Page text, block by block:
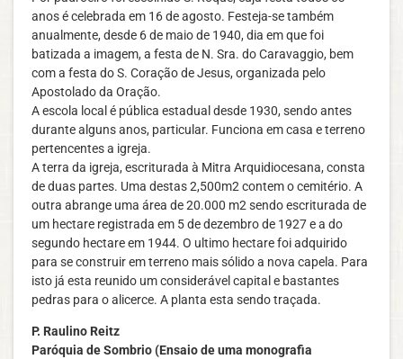
anos é celebrada em 16 de agosto. Festeja-se também
anualmente, desde 6 de maio de 1940, dia em que foi
batizada a imagem, a festa de N. Sra. do Caravaggio, bem
com a festa do S. Coração de Jesus, organizada pelo
Apostolado da Oração.
A escola local é pública estadual desde 1930, sendo antes
durante alguns anos, particular. Funciona em casa e terreno
pertencentes a igreja.
A terra da igreja, escriturada à Mitra Arquidiocesana, consta
de duas partes. Uma destas 2,500m2 contem o cemitério. A
outra abrange uma área de 20.000 m2 sendo escriturada de
um hectare registrada em 5 de dezembro de 1927 e a do
segundo hectare em 1944. O ultimo hectare foi adquirido
para se construir em terreno mais sólido a nova capela. Para
isto já esta reunido um considerável capital e bastantes
pedras para o alicerce. A planta esta sendo traçada.
P. Raulino Reitz
Paróquia de Sombrio (Ensaio de uma monografia